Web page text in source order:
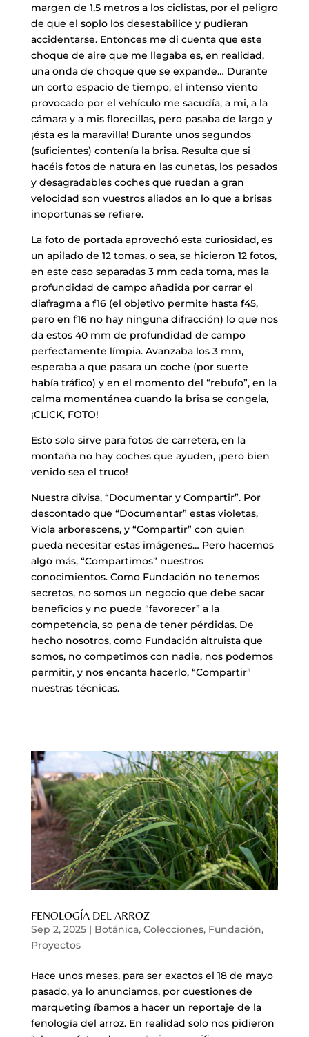
margen de 1,5 metros a los ciclistas, por el peligro
de que el soplo los desestabilice y pudieran
accidentarse. Entonces me di cuenta que este
choque de aire que me llegaba es, en realidad,
una onda de choque que se expande… Durante
un corto espacio de tiempo, el intenso viento
provocado por el vehículo me sacudía, a mi, a la
cámara y a mis florecillas, pero pasaba de largo y
¡ésta es la maravilla! Durante unos segundos
(suficientes) contenía la brisa. Resulta que si
hacéis fotos de natura en las cunetas, los pesados
y desagradables coches que ruedan a gran
velocidad son vuestros aliados en lo que a brisas
inoportunas se refiere.
La foto de portada aprovechó esta curiosidad, es
un apilado de 12 tomas, o sea, se hicieron 12 fotos,
en este caso separadas 3 mm cada toma, mas la
profundidad de campo añadida por cerrar el
diafragma a f16 (el objetivo permite hasta f45,
pero en f16 no hay ninguna difracción) lo que nos
da estos 40 mm de profundidad de campo
perfectamente límpia. Avanzaba los 3 mm,
esperaba a que pasara un coche (por suerte
había tráfico) y en el momento del “rebufo”, en la
calma momentánea cuando la brisa se congela,
¡CLICK, FOTO!
Esto solo sirve para fotos de carretera, en la
montaña no hay coches que ayuden, ¡pero bien
venido sea el truco!
Nuestra divisa, “Documentar y Compartir”. Por
descontado que “Documentar” estas violetas,
Viola arborescens, y “Compartir” con quien
pueda necesitar estas imágenes… Pero hacemos
algo más, “Compartimos” nuestros
conocimientos. Como Fundación no tenemos
secretos, no somos un negocio que debe sacar
beneficios y no puede “favorecer” a la
competencia, so pena de tener pérdidas. De
hecho nosotros, como Fundación altruista que
somos, no competimos con nadie, nos podemos
permitir, y nos encanta hacerlo, “Compartir”
nuestras técnicas.
FENOLOGÍA DEL ARROZ
Sep 2, 2025| Botánica, Colecciones, Fundación,
Proyectos
Hace unos meses, para ser exactos el 18 de mayo
pasado, ya lo anunciamos, por cuestiones de
marqueting íbamos a hacer un reportaje de la
fenología del arroz. En realidad solo nos pidieron